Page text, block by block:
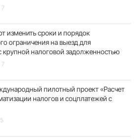
7
изменить сроки и порядок
ограничения на выезд для
крупной налоговой задолженностью
7
пилотный проект «Расчет
налогов и соцплатежей с
5